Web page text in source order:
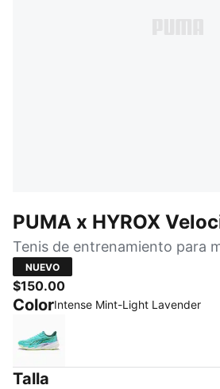
PUMA x HYROX
Tenis de entrenamiento para
NUEVO
$150.00
ColorIntense Mint-Light Lavender
Intense Mint-Light Lavender
Talla